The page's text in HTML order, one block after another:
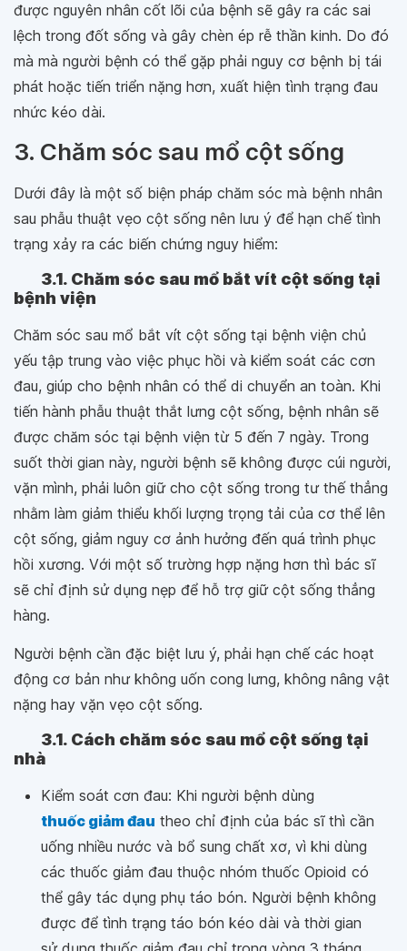
được nguyên nhân cốt lõi của bệnh sẽ gây ra các sai
lệch trong đốt sống và gây chèn ép rễ thần kinh. Do đó
mà mà người bệnh có thể gặp phải nguy cơ bệnh bị tái
phát hoặc tiến triển nặng hơn, xuất hiện tình trạng đau
nhức kéo dài.
3. Chăm sóc sau mổ cột sống
Dưới đây là một số biện pháp chăm sóc mà bệnh nhân
sau phẫu thuật vẹo cột sống nên lưu ý để hạn chế tình
trạng xảy ra các biến chứng nguy hiểm:
3.1. Chăm sóc sau mổ bắt vít cột sống tại
bệnh viện
Chăm sóc sau mổ bắt vít cột sống tại bệnh viện chủ
yếu tập trung vào việc phục hồi và kiểm soát các cơn
đau, giúp cho bệnh nhân có thể di chuyển an toàn. Khi
tiến hành phẫu thuật thắt lưng cột sống, bệnh nhân sẽ
được chăm sóc tại bệnh viện từ 5 đến 7 ngày. Trong
suốt thời gian này, người bệnh sẽ không được cúi người,
vặn mình, phải luôn giữ cho cột sống trong tư thế thẳng
nhằm làm giảm thiểu khối lượng trọng tải của cơ thể lên
cột sống, giảm nguy cơ ảnh hưởng đến quá trình phục
hồi xương. Với một số trường hợp nặng hơn thì bác sĩ
sẽ chỉ định sử dụng nẹp để hỗ trợ giữ cột sống thẳng
hàng.
Người bệnh cần đặc biệt lưu ý, phải hạn chế các hoạt
động cơ bản như không uốn cong lưng, không nâng vật
nặng hay vặn vẹo cột sống.
3.1. Cách chăm sóc sau mổ cột sống tại
nhà
Kiểm soát cơn đau: Khi người bệnh dùng
thuốc giảm đau theo chỉ định của bác sĩ thì cần
uống nhiều nước và bổ sung chất xơ, vì khi dùng
các thuốc giảm đau thuộc nhóm thuốc Opioid có
thể gây tác dụng phụ táo bón. Người bệnh không
được để tình trạng táo bón kéo dài và thời gian